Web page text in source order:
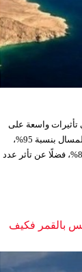
واسعة على
التجارة العالمية، مع تراجع صادرات الغاز الطبيعي المسال بنسبة 95%،
إلى جانب انخفاض صادرات أسمدة اليوريا بنسبة 83%، فضلًا عن تأثر عدد
بالقمر فكيف